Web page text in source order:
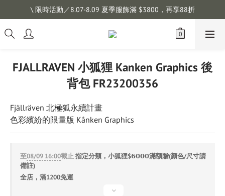
註冊會員拿購物金 $100，滿$1200免運
\ 限時活動／8.07-8.09 夏季服飾滿 $3800，再享88折
註冊會員拿購物金 $100，滿$1200免運
FJALLRAVEN 小狐狸 Kanken Graphics 後
背包 FR23200356
Fjällräven 北極狐永續計畫
色彩繽紛的限量版 Kånken Graphics
至08/09 16:00截止指定分類，小狐狸$𝟲𝟬𝟬𝟬滿額贈(顏色/尺寸請
備註)
全店，滿1200免運